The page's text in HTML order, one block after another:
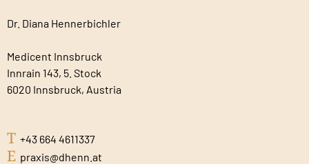
Dr. Diana Hennerbichler
Medicent Innsbruck
Innrain 143, 5. Stock
6020 Innsbruck, Austria
T +43 664 4611337
E praxis@dhenn.at